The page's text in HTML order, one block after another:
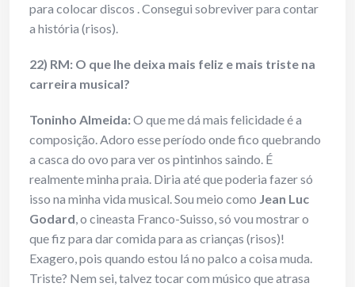
para colocar discos . Consegui sobreviver para contar
a história (risos).
22) RM: O que lhe deixa mais feliz e mais triste na
carreira musical?
Toninho Almeida:O que me dá mais felicidade é a
composição. Adoro esse período onde fico quebrando
a casca do ovo para ver os pintinhos saindo. É
realmente minha praia. Diria até que poderia fazer só
isso na minha vida musical. Sou meio como Jean Luc
Godard, o cineasta Franco-Suisso, só vou mostrar o
que fiz para dar comida para as crianças (risos)!
Exagero, pois quando estou lá no palco a coisa muda.
Triste? Nem sei, talvez tocar com músico que atrasa